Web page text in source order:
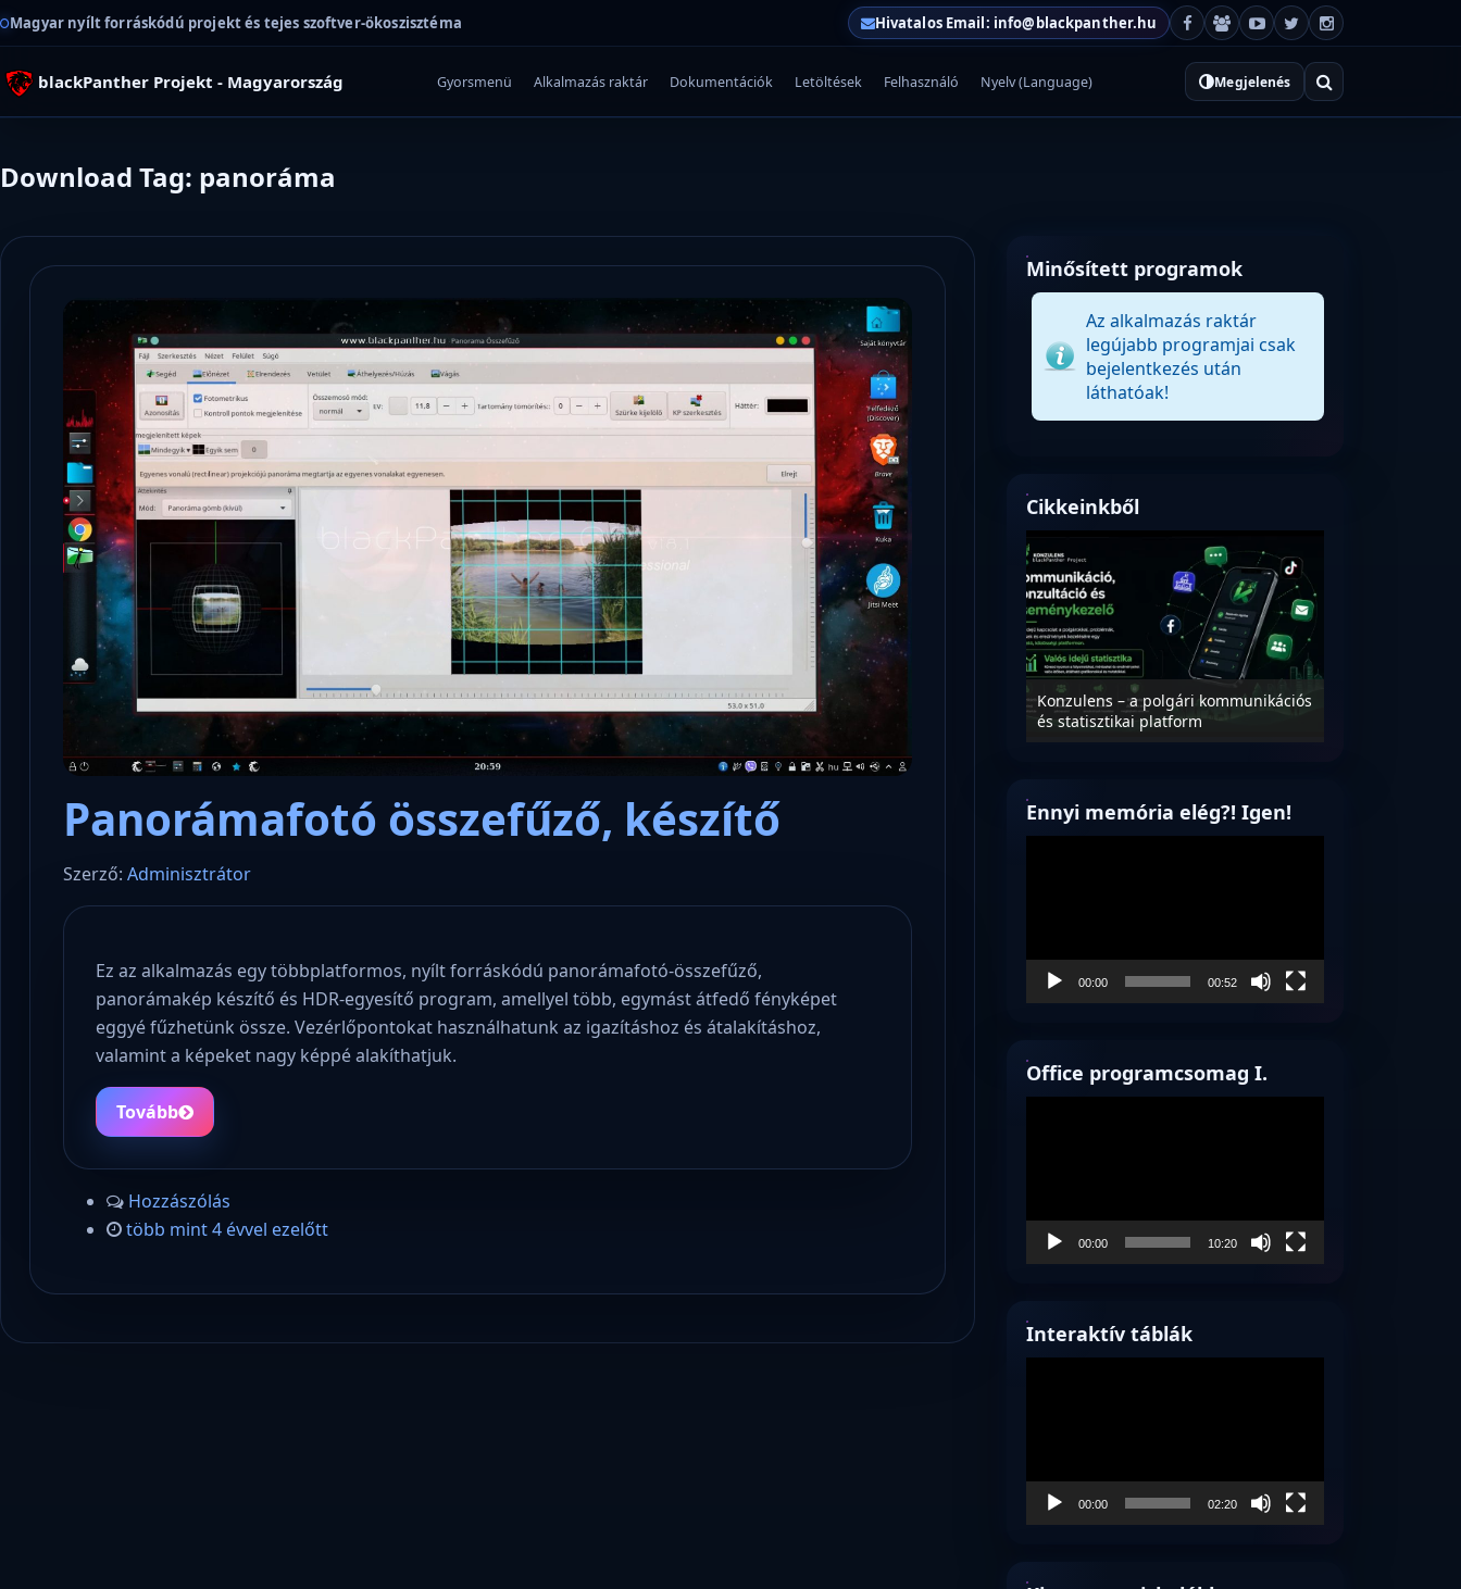
Magyar nyílt forráskódú projekt és tejes szoftver-ökoszisztéma Hivatalos Email: info@blackpanther.hu
blackPanther Projekt - Magyarország Gyorsmenü Alkalmazás raktár Dokumentációk Letöltések Felhasználó Nyelv (Language) Megjelenés
Download Tag: panoráma
Panorámafotó összefűző, készítő
Szerző: Adminisztrátor
Ez az alkalmazás egy többplatformos, nyílt forráskódú panorámafotó-összefűző,
panorámakép készítő és HDR-egyesítő program, amellyel több, egymást átfedő fényképet
eggyé fűzhetünk össze. Vezérlőpontokat használhatunk az igazításhoz és átalakításhoz,
valamint a képeket nagy képpé alakíthatjuk.
Tovább
Hozzászólás
több mint 4 évvel ezelőtt
Minősített programok
Az alkalmazás raktár
legújabb programjai csak
bejelentkezés után
láthatóak!
Cikkeinkből
Microsoft odaadta a kulcsokat a
hatóságoknak, hogy visszafejthessék
az adatokat.
Konzulens – a polgári kommunikációs
és statisztikai platform
Ennyi memória elég?! Igen!
00:00 00:52
Office programcsomag I.
00:00 10:20
Interaktív táblák
00:00 02:20